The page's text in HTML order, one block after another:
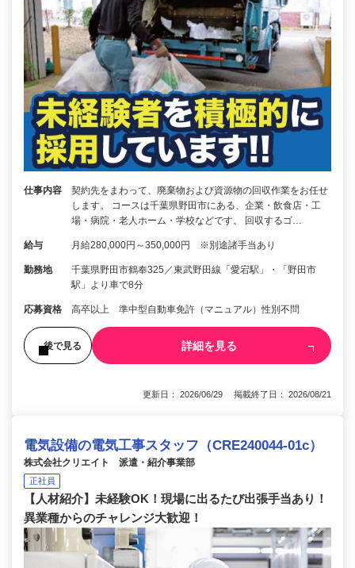
仕事内容
契約先をまわって、廃棄物および資源物の回収作業をお任せ
します。 コースは千葉県野田市にある、企業・飲食店・工
場・病院・老人ホーム・学校などです。 回収するゴ…
給与 月給280,000円～350,000円 ※別途諸手当あり
勤務地
千葉県野田市鶴奉325／東武野田線「愛宕駅」・「野田市
駅」より車で8分
応募資格 高卒以上 準中型自動車免許（マニュアル）性別不問
後で見る 詳細を見る
更新日： 2026/06/29 掲載終了日： 2026/08/21
電気設備の電気工事スタッフ（CRE240044-01c）
株式会社クリエイト 派遣・紹介事業部
正社員
【人材紹介】未経験OK！現場に出るたび出張手当あり！
異業種からのチャレンジ大歓迎！